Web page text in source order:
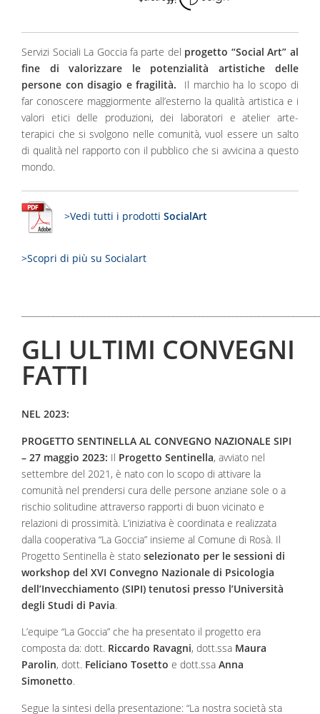
Servizi Sociali La Goccia fa parte del progetto “Social Art” al
fine di valorizzare le potenzialità artistiche delle
persone con disagio e fragilità. Il marchio ha lo scopo di
far conoscere maggiormente all’esterno la qualità artistica e i
valori etici delle produzioni, dei laboratori e atelier arte-
terapici che si svolgono nelle comunità, vuol essere un salto
di qualità nel rapporto con il pubblico che si avvicina a questo
mondo.
>Vedi tutti i prodottiSocialArt
>Scopri di più su Socialart
GLI ULTIMI CONVEGNI
FATTI
NEL 2023:
PROGETTO SENTINELLA AL CONVEGNO NAZIONALE SIPI
– 27 maggio 2023: Il Progetto Sentinella, avviato nel
settembre del 2021, è nato con lo scopo di attivare la
comunità nel prendersi cura delle persone anziane sole o a
rischio solitudine attraverso rapporti di buon vicinato e
relazioni di prossimità. L’iniziativa è coordinata e realizzata
dalla cooperativa “La Goccia” insieme al Comune di Rosà. Il
Progetto Sentinella è statoselezionato per le sessioni di
workshop del XVI Convegno Nazionale di Psicologia
dell’Invecchiamento (SIPI) tenutosi presso l’Università
degli Studi di Pavia.
L’equipe “La Goccia” che ha presentato il progetto era
composta da: dott. Riccardo Ravagni, dott.ssa Maura
Parolin, dott. Feliciano Tosetto e dott.ssaAnna
Simonetto.
Segue la sintesi della presentazione: “La nostra società sta